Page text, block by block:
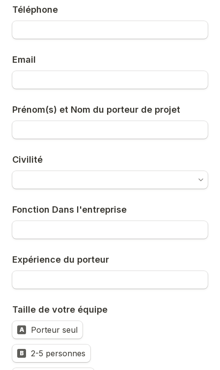
Téléphone
Email
Prénom(s) et Nom du porteur de projet
Civilité
Fonction Dans l'entreprise
Expérience du porteur
Taille de votre équipe
A Porteur seul
B 2-5 personnes